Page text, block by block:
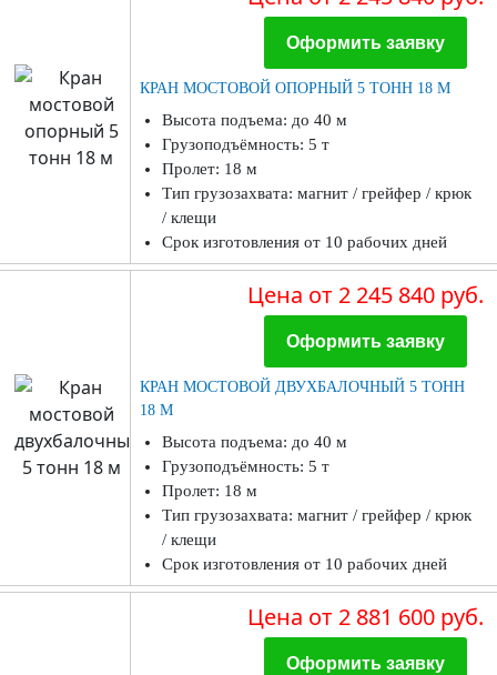
Оформить заявку
КРАН МОСТОВОЙ ОПОРНЫЙ 5 ТОНН 18 М
Высота подъема: до 40 м
Грузоподъёмность: 5 т
Пролет: 18 м
Тип грузозахвата: магнит / грейфер / крюк
/ клещи
Срок изготовления от 10 рабочих дней
Цена от 2 245 840 руб.
Оформить заявку
КРАН МОСТОВОЙ ДВУХБАЛОЧНЫЙ 5 ТОНН
18 М
Высота подъема: до 40 м
Грузоподъёмность: 5 т
Пролет: 18 м
Тип грузозахвата: магнит / грейфер / крюк
/ клещи
Срок изготовления от 10 рабочих дней
Цена от 2 881 600 руб.
Оформить заявку